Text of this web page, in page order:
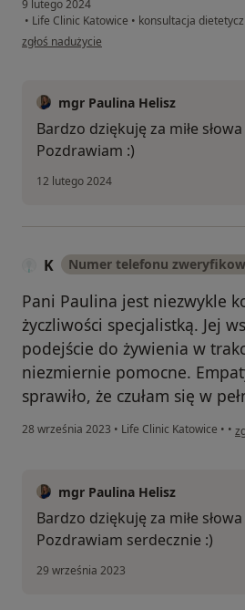
9 lutego 2024
• Life Clinic Katowice • konsultacja
w opinii użytkownika Arkadiusz
zgłoś nadużycie
mgr Paulina Helisz
Bardzo dziękuję za miłe
Pozdrawiam :)
12 lutego 2024
K Numer telefonu
Pani Paulina jest niezwykle
życzliwości specjalistką. Jej
podejście do żywienia w
niezmiernie pomocne.
sprawiło, że czułam się w
28 września 2023 • Life Clinic Katowice • • w
mgr Paulina Helisz
Bardzo dziękuję za miłe
Pozdrawiam serdecznie :)
29 września 2023